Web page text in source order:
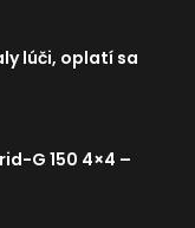
lúči, oplatí sa
G 150 4×4 –